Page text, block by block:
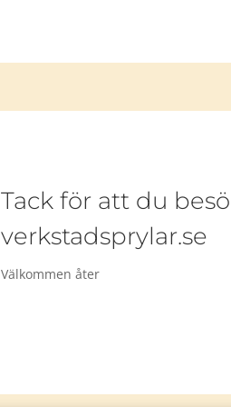
Tack för att du
verkstadsprylar.se
Välkommen åter